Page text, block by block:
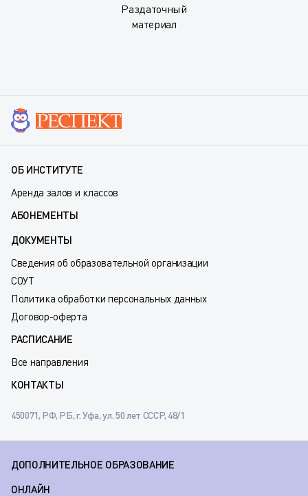
Раздаточный
материал
ОБ ИНСТИТУТЕ
Аренда залов и классов
АБОНЕМЕНТЫ
ДОКУМЕНТЫ
Сведения об образовательной организации
СОУТ
Политика обработки персональных данных
Договор-оферта
РАСПИСАНИЕ
Все направления
КОНТАКТЫ
450071, РФ, РБ, г. Уфа, ул. 50 лет СССР, 48/1
ДОПОЛНИТЕЛЬНОЕ ОБРАЗОВАНИЕ
ОНЛАЙН